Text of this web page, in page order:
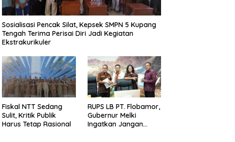
Sosialisasi Pencak Silat, Kepsek SMPN 5 Kupang
Tengah Terima Perisai Diri Jadi Kegiatan
Ekstrakurikuler
Fiskal NTT Sedang
Sulit, Kritik Publik
Harus Tetap Rasional
RUPS LB PT. Flobamor,
Gubernur Melki
Ingatkan Jangan